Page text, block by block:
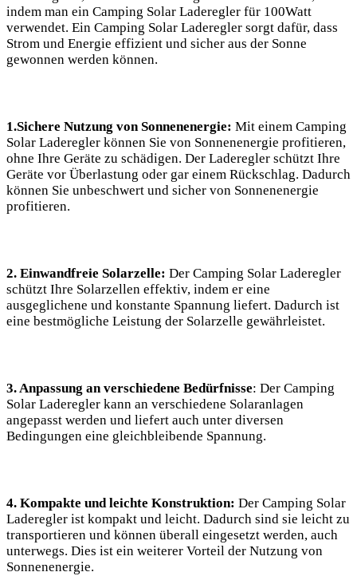
indem man ein Camping Solar Laderegler für 100Watt
⁣verwendet. Ein Camping Solar Laderegler sorgt dafür, dass
Strom und Energie effizient und sicher aus der Sonne
gewonnen werden können.
1.Sichere Nutzung von Sonnenenergie: Mit einem Camping
Solar Laderegler können Sie von Sonnenenergie profitieren,
‍ohne Ihre ⁢Geräte zu schädigen. Der⁢ Laderegler schützt Ihre
Geräte vor Überlastung oder gar einem Rückschlag. Dadurch
können Sie unbeschwert und sicher von Sonnenenergie
profitieren.
2. Einwandfreie Solarzelle: Der Camping Solar Laderegler
schützt Ihre Solarzellen effektiv, indem er eine
ausgeglichene​ und konstante Spannung liefert. Dadurch ist
eine bestmögliche Leistung der Solarzelle gewährleistet.
3.⁢ Anpassung⁣ an ​verschiedene Bedürfnisse: Der Camping
Solar Laderegler kann an verschiedene Solaranlagen⁢
angepasst‌ werden und ‍liefert auch unter diversen
Bedingungen eine‌ gleichbleibende Spannung.
4. Kompakte und leichte Konstruktion: Der Camping Solar
Laderegler ist kompakt und leicht. Dadurch sind sie leicht zu
transportieren und können überall eingesetzt werden, auch
unterwegs. Dies ist ein​ weiterer Vorteil​ der ​Nutzung von
Sonnenenergie.